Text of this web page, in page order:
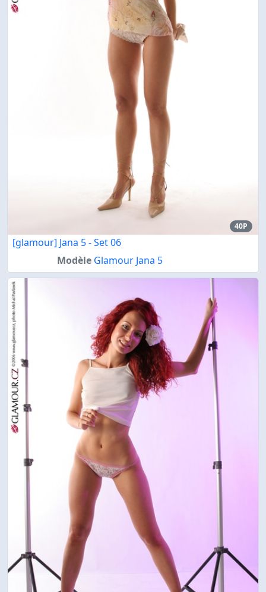
40P
[glamour] Jana 5 - Set 06
Modèle Glamour Jana 5